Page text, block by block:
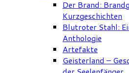
Der Brand:
Kurzgeschichten
Blutroter Stahl:
Anthologie
Artefakte
Geisterland –